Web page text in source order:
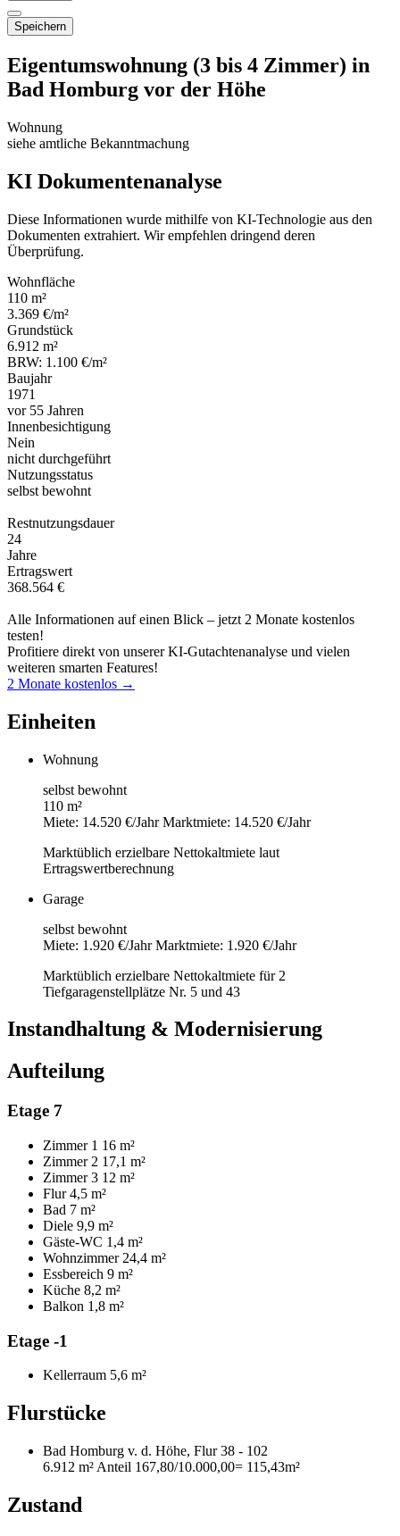
Speichern
Eigentumswohnung (3 bis 4 Zimmer) in
Bad Homburg vor der Höhe
Wohnung
siehe amtliche Bekanntmachung
KI Dokumentenanalyse
Diese Informationen wurde mithilfe von KI-Technologie aus den
Dokumenten extrahiert. Wir empfehlen dringend deren
Überprüfung.
Wohnfläche
110 m²
3.369 €/m²
Grundstück
6.912 m²
BRW: 1.100 €/m²
Baujahr
1971
vor 55 Jahren
Innenbesichtigung
Nein
nicht durchgeführt
Nutzungsstatus
selbst bewohnt
Restnutzungsdauer
24
Jahre
Ertragswert
368.564 €
Alle Informationen auf einen Blick – jetzt 2 Monate kostenlos
testen!
Profitiere direkt von unserer KI-Gutachtenanalyse und vielen
weiteren smarten Features!
2 Monate kostenlos →
Einheiten
Wohnung
selbst bewohnt
110 m²
Miete: 14.520 €/JahrMarktmiete: 14.520 €/Jahr
Marktüblich erzielbare Nettokaltmiete laut
Ertragswertberechnung
Garage
selbst bewohnt
Miete: 1.920 €/JahrMarktmiete: 1.920 €/Jahr
Marktüblich erzielbare Nettokaltmiete für 2
Tiefgaragenstellplätze Nr. 5 und 43
Instandhaltung & Modernisierung
Aufteilung
Etage 7
Zimmer 1 16 m²
Zimmer 2 17,1 m²
Zimmer 3 12 m²
Flur4,5 m²
Bad 7 m²
Diele 9,9 m²
Gäste-WC 1,4 m²
Wohnzimmer 24,4 m²
Essbereich 9 m²
Küche 8,2 m²
Balkon 1,8 m²
Etage -1
Kellerraum 5,6 m²
Flurstücke
Bad Homburg v. d. Höhe, Flur 38 - 102
6.912 m² Anteil 167,80/10.000,00= 115,43m²
Zustand